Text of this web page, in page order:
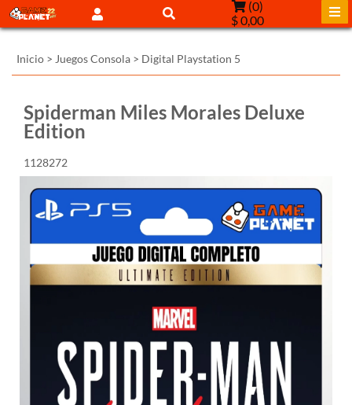
(0)
$ 0,00
Inicio > Juegos Consola > Digital Playstation 5
Spiderman Miles Morales Deluxe
Edition
1128272